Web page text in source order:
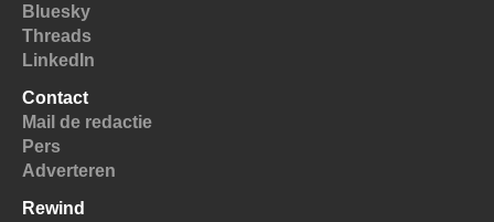
Bluesky
Threads
LinkedIn
Contact
Mail de redactie
Pers
Adverteren
Rewind